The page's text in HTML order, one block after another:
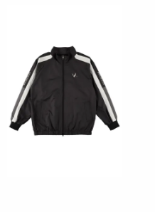
てシワ加工を施すことで、
立体的なアクセントをプラ
裏地の軽量メッシュが汗
除し、
両袖に配された
瞬間に圧倒的な気品を放ち
機能美をインテリジェン